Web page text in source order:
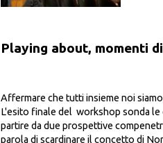
Playing about, momenti
Affermare che tutti insieme noi
L'esito finale del workshop sonda le
partire da due prospettive
parola di scardinare il concetto di